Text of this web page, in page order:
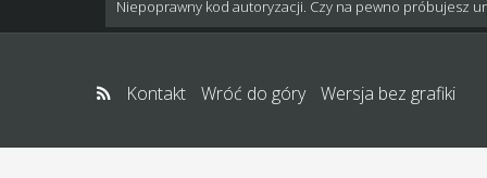
Niepoprawny kod autoryzacji. Czy na pewno próbujesz
Kontakt Wróć do góry Wersja bez grafiki